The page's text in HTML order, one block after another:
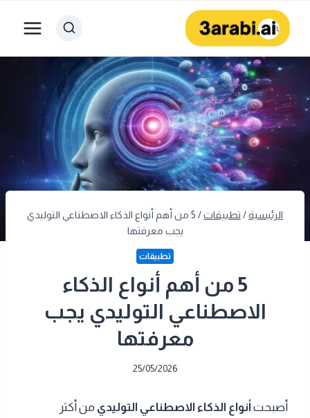
المحتوى
الرئيسية/ تطبيقات/
5 من أهم أنواع الذكاء الاصطناعي التوليدي
يجب معرفتها
تطبيقات
5 من أهم أنواع الذكاء
الاصطناعي التوليدي يجب
معرفتها
25/05/2026
أصبحت أنواع الذكاء الاصطناعي التوليدي من أكثر